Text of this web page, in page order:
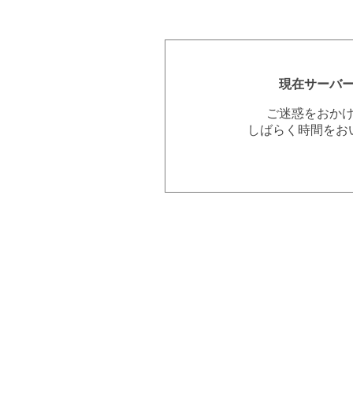
現在サーバ
ご迷惑をおか
しばらく時間を